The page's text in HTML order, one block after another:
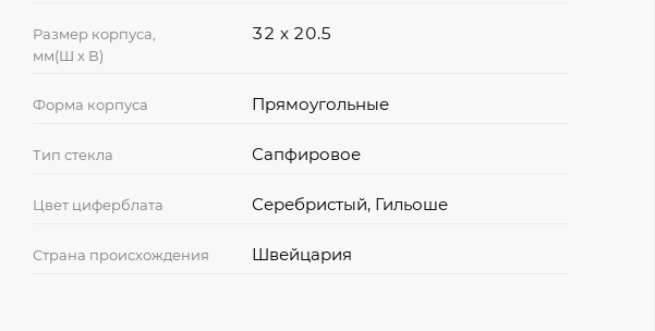
Размер корпуса,
мм(Ш х В)
32 x 20.5
Форма корпуса Прямоугольные
Тип стекла Сапфировое
Цвет циферблата Серебристый, Гильоше
Страна происхождения Швейцария